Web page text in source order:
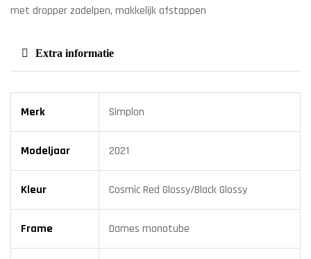
met dropper zadelpen, makkelijk afstappen
Extra informatie
Merk Simplon
Modeljaar 2021
Kleur Cosmic Red Glossy/Black Glossy
Frame Dames monotube